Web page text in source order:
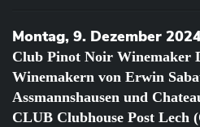
Montag, 9. Dezember
Club Pinot Noir Winemaker
Winemakern von Erwin
Assmannshausen und
CLUB Clubhouse Post Lech